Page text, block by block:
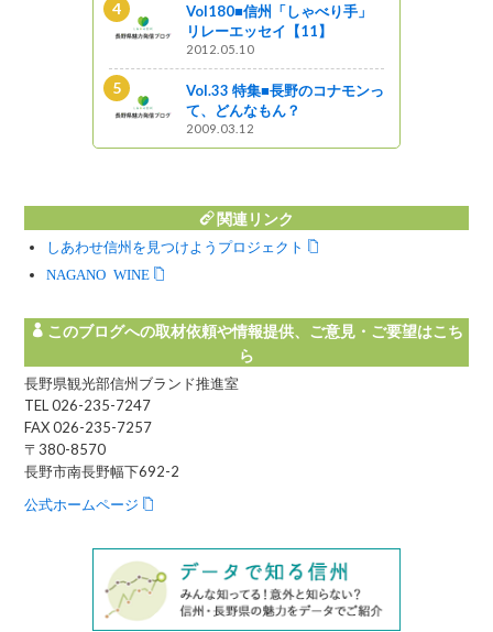
Vol180■信州「しゃべり手」
リレーエッセイ【11】
2012.05.10
Vol.33 特集■長野のコナモンっ
て、どんなもん？
2009.03.12
関連リンク
しあわせ信州を見つけようプロジェクト
NAGANO WINE
このブログへの取材依頼や情報提供、ご意見・ご要望はこち
ら
長野県観光部信州ブランド推進室
TEL 026-235-7247
FAX 026-235-7257
〒380-8570
長野市南長野幅下692-2
公式ホームページ